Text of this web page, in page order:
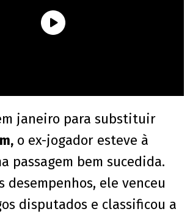
janeiro para substituir
o ex-jogador esteve à
passagem bem sucedida.
desempenhos, ele venceu
disputados e classificou a